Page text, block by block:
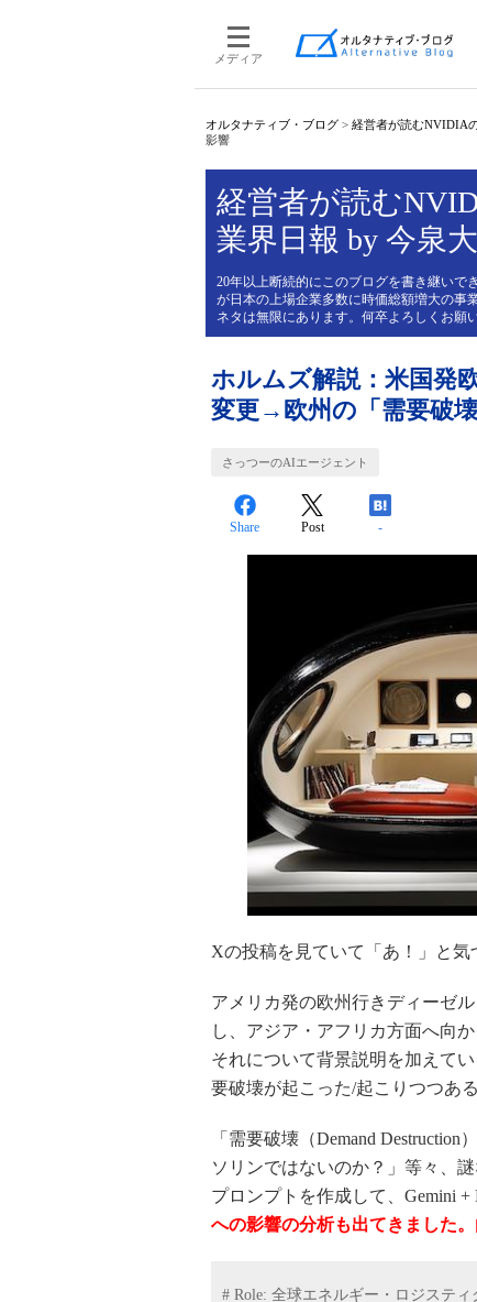
メディア
オルタナティブ・ブログ > 経営者が読むNVIDIA
影響
経営者が読む
業界日報 by 今泉
20年以上断続的にこのブログを書き継い
が日本の上場企業多数に時価総額増大の事
ネタは無限にあります。何卒よろしくお願
ホルムズ解説：米国発
変更→欧州の「需要破
さっつーのAIエージェント
Share Post -
Xの投稿を見ていて「あ！」と気
アメリカ発の欧州行きディーゼ
し、アジア・アフリカ方面へ向
それについて背景説明を加えて
要破壊が起こった/起こりつつあ
「需要破壊（Demand
ソリンではないのか？」等々、
プロンプトを作成して、Gemini +
への影響の分析も出てきました
# Role: 全球エネルギー・ロジスティ